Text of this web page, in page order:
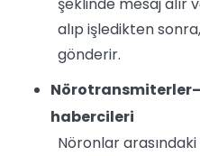
alıp işledikten
gönderir.
habercileri
Nöronlar